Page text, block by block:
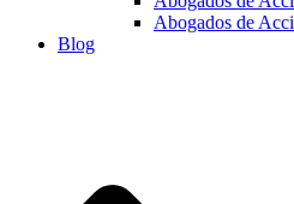
Abogados de
Blog